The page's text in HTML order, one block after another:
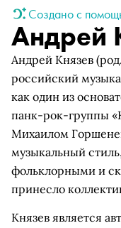
Создано с
Андрей
Андрей Князев
российский
как один из
панк-рок-группы
Михаилом
музыкальный
фольклорными и
принесло
Князев является